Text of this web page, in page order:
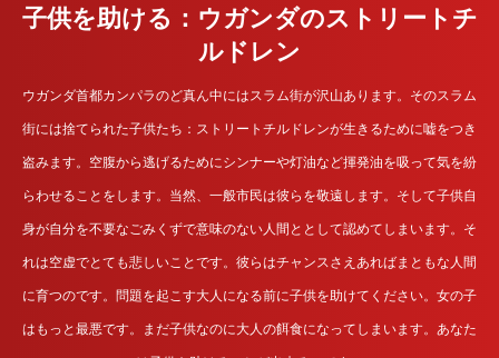
子供を助ける：ウガンダのストリートチ
ルドレン
ウガンダ首都カンパラのど真ん中にはスラム街が沢山あります。そのスラム
街には捨てられた子供たち：ストリートチルドレンが生きるために嘘をつき
盗みます。空腹から逃げるためにシンナーや灯油など揮発油を吸って気を紛
らわせることをします。当然、一般市民は彼らを敬遠します。そして子供自
身が自分を不要なごみくずで意味のない人間ととして認めてしまいます。そ
れは空虚でとても悲しいことです。彼らはチャンスさえあればまともな人間
に育つのです。問題を起こす大人になる前に子供を助けてください。女の子
はもっと最悪です。まだ子供なのに大人の餌食になってしまいます。あなた